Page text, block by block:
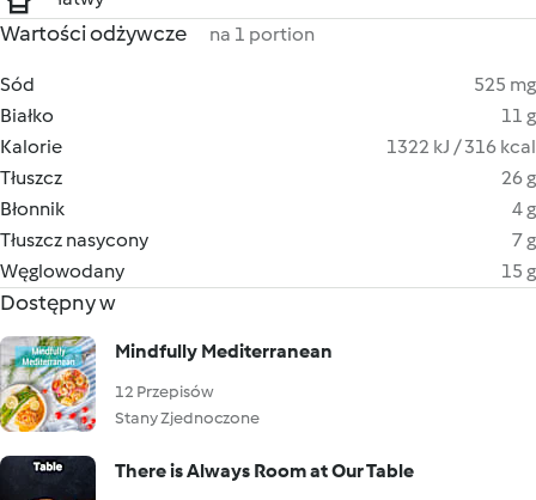
Wartości odżywcze na 1 portion
Sód
525 mg
Białko
11 g
Kalorie
1322 kJ / 316 kcal
Tłuszcz
26 g
Błonnik
4 g
Tłuszcz nasycony
7 g
Węglowodany
15 g
Dostępny w
Mindfully Mediterranean
12 Przepisów
Stany Zjednoczone
There is Always Room at Our Table